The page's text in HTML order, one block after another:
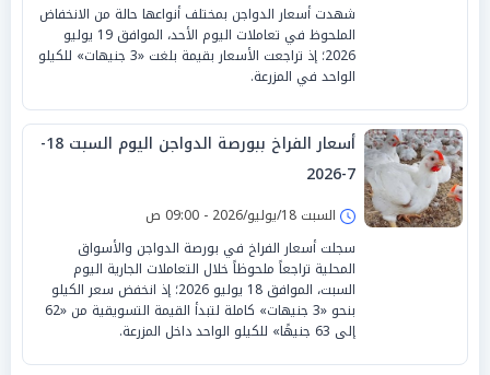
شهدت أسعار الدواجن بمختلف أنواعها حالة من الانخفاض
الملحوظ في تعاملات اليوم الأحد، الموافق 19 يوليو
2026؛ إذ تراجعت الأسعار بقيمة بلغت «3 جنيهات» للكيلو
الواحد في المزرعة.
أسعار الفراخ ببورصة الدواجن اليوم السبت 18-
7-2026
السبت 18/يوليو/2026 - 09:00 ص
سجلت أسعار الفراخ في بورصة الدواجن والأسواق
المحلية تراجعاً ملحوظاً خلال التعاملات الجارية اليوم
السبت، الموافق 18 يوليو 2026؛ إذ انخفض سعر الكيلو
بنحو «3 جنيهات» كاملة لتبدأ القيمة التسويقية من «62
إلى 63 جنيهًا» للكيلو الواحد داخل المزرعة.